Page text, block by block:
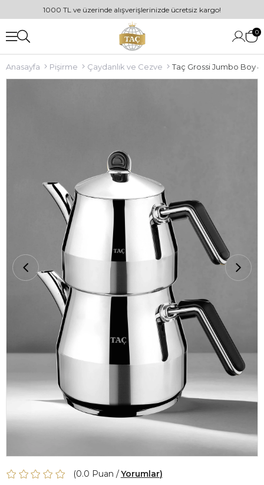
1000 TL ve üzerinde alışverişlerinizde ücretsiz kargo!
0
Anasayfa Pişirme Çaydanlık ve Cezve
0.0 Yorumlar